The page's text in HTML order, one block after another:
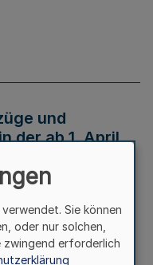
und
der ab 1. April
Sie können
oder nur solchen,
zwingend erforderlich